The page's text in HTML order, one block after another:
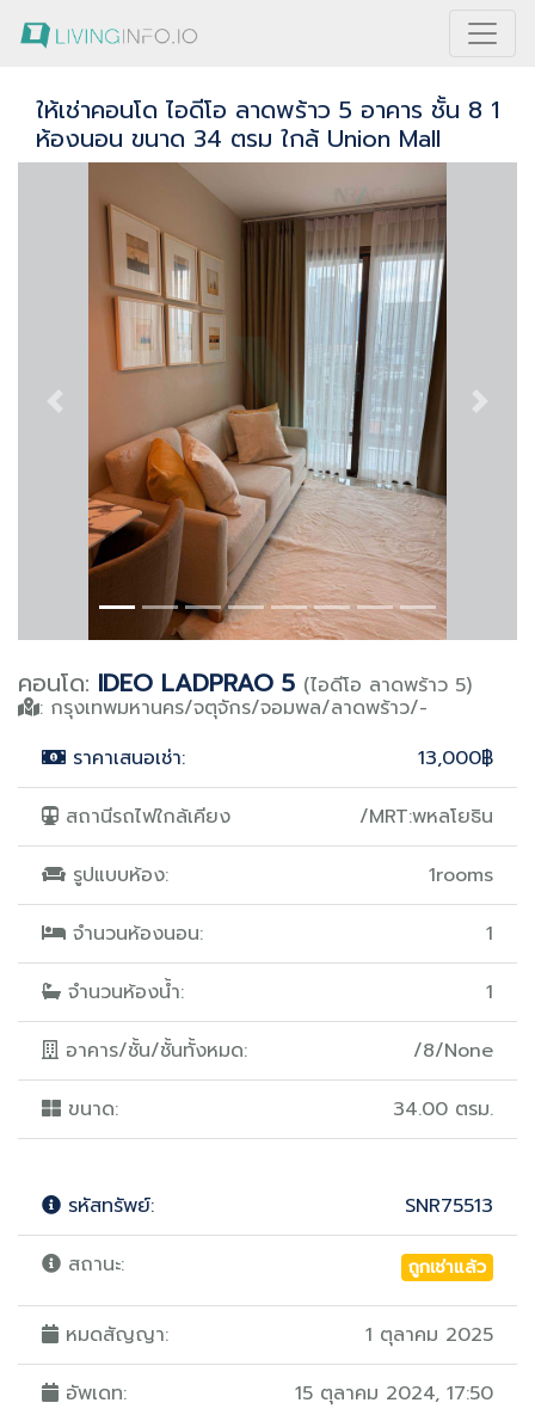
ให้เช่าคอนโด ไอดีโอ ลาดพร้าว 5 อาคาร ชั้น 8 1
ห้องนอน ขนาด 34 ตรม ใกล้ Union Mall
Previous Next
คอนโด: IDEO LADPRAO 5 (ไอดีโอ ลาดพร้าว 5)
: กรุงเทพมหานคร/จตุจักร/จอมพล/ลาดพร้าว/-
ราคาเสนอเช่า:
13,000฿
สถานีรถไฟใกล้เคียง /MRT:พหลโยธิน
รูปแบบห้อง: 1rooms
จำนวนห้องนอน: 1
จำนวนห้องน้ำ: 1
อาคาร/ชั้น/ชั้นทั้งหมด: /8/None
ขนาด: 34.00 ตรม.
รหัสทรัพย์: SNR75513
สถานะ: ถูกเช่าแล้ว
หมดสัญญา: 1 ตุลาคม 2025
อัพเดท: 15 ตุลาคม 2024, 17:50